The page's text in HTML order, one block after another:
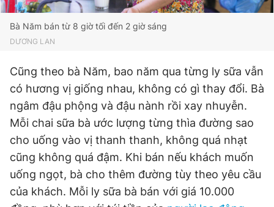
Bà Năm bán từ 8 giờ tối đến 2 giờ sáng
DƯƠNG LAN
Cũng theo bà Năm, bao năm qua từng ly sữa vẫn
có hương vị giống nhau, không có gì thay đổi. Bà
ngâm đậu phộng và đậu nành rồi xay nhuyễn.
Mỗi chai sữa bà ước lượng từng thìa đường sao
cho uống vào vị thanh thanh, không quá nhạt
cũng không quá đậm. Khi bán nếu khách muốn
uống ngọt, bà cho thêm đường tùy theo yêu cầu
của khách. Mỗi ly sữa bà bán với giá 10.000